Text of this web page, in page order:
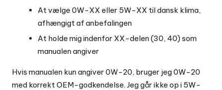
At vælge 0W-XX eller 5W-XX til dansk klima,
afhængigt af anbefalingen
At holde mig indenfor XX-delen (30, 40) som
manualen angiver
Hvis manualen kun angiver 0W-20, bruger jeg 0W-20
med korrekt OEM-godkendelse. Jeg går ikke op i 5W-